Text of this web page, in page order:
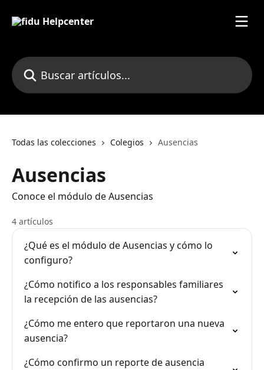
Buscar artículos...
Todas las colecciones Colegios Ausencias
Ausencias
Conoce el módulo de Ausencias
4 artículos
¿Qué es el módulo de Ausencias y cómo lo
configuro?
¿Cómo notifico a los responsables familiares
la recepción de las ausencias?
¿Cómo me entero que reportaron una nueva
ausencia?
¿Cómo confirmo un reporte de ausencia